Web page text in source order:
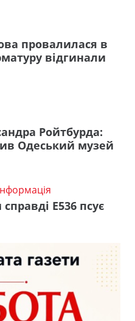
провалилася в
відгинали
Ройтбурда:
Одеський музей
Е536 псує